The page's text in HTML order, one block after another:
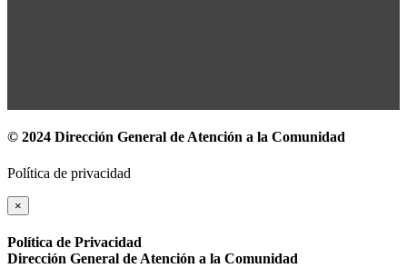
© 2024 Dirección General de Atención a la Comunidad
Política de privacidad
×
Política de Privacidad
Dirección General de Atención a la Comunidad